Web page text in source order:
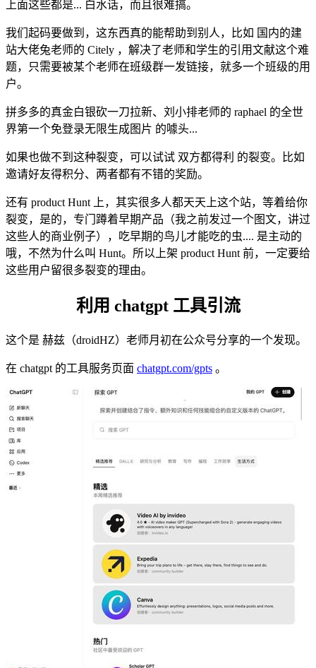
上面这些都是... 白水话，而且很难搞。
我们起码要做到，这东西真的能帮助到别人，比如 国内的建
站大佬兔老师的 Citely ，解决了老师和学生的引用文献这个难
题，只需要被某个老师在班级群一发链接，就多一个班级的用
户。
拼多多的真金白银砍一刀拉新、刘小排老师的 raphael 的全世
界第一个免登录无限生成图片 的噱头...
如果也做不到这种裂变，可以试试 双方都得利 的裂变。比如
邀请好友得积分、两者都有不错的奖励。
还有 product Hunt 上，其实很多人都天天上这个站，等着给你
裂变，是的，专门蹲着早期产品（我之前发过一个图文，讲过
这些人的商业例子），吃早期的鸟儿才能吃的虫.... 是主动的
哦，不然为什么叫 Hunt。所以上架 product Hunt 前，一定要给
这些用户留很多裂变的理由。
利用 chatgpt 工具引流
这个是 赫兹（droidHZ）老师月初在公众号分享的一个发现。
在 chatgpt 的工具服务页面 chatgpt.com/gpts 。